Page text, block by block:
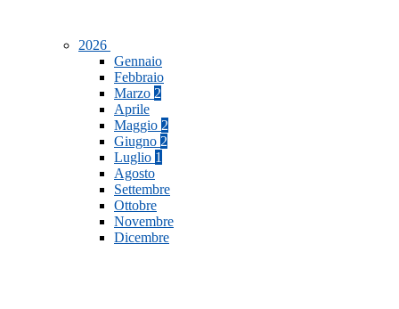
2026
Gennaio
Febbraio
Marzo 2
Aprile
Maggio 2
Giugno 2
Luglio 1
Agosto
Settembre
Ottobre
Novembre
Dicembre